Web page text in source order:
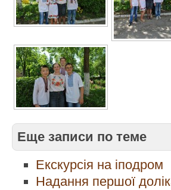
Еще записи по теме
Екскурсія на іподром
Надання першої